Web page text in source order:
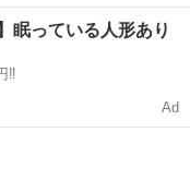
寮費無料！赴任旅費会
用可！年間休日135日
眠っている人形あり
‼️
Ad